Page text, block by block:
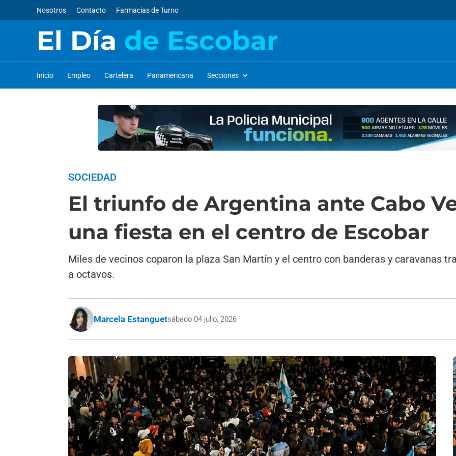
Nosotros Contacto Farmacias de Turno
El Día de Escobar
Inicio Empleo Cartelera Panamericana Secciones
SOCIEDAD
El triunfo de Argentina ante Cabo
una fiesta en el centro de Escobar
Miles de vecinos coparon la plaza San Martín y el centro con banderas y caravanas
a octavos.
Marcela Estanguetsábado 04 julio, 2026